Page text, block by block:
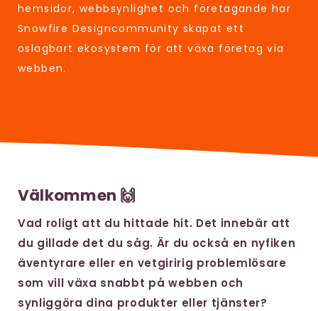
hemsidor, webbsynlighet och företagande har
Snowfire Designcommunity skapat ett
oslagbart ekosystem för att växa företag via
webben.
Välkommen 🙌
Vad roligt att du hittade hit. Det innebär att
du gillade det du såg. Är du också en nyfiken
äventyrare eller en vetgiririg problemlösare
som vill växa snabbt på webben och
synliggöra dina produkter eller tjänster?